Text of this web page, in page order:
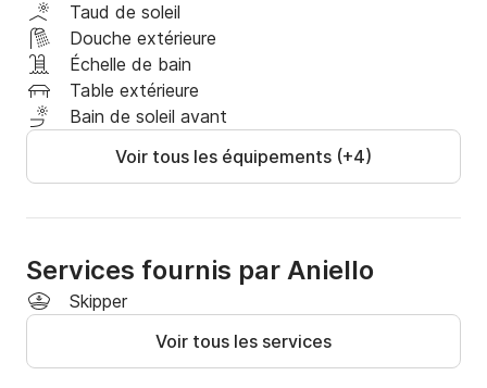
Taud de soleil
Douche extérieure
Échelle de bain
Table extérieure
Bain de soleil avant
Voir tous les équipements (+4)
Services fournis par Aniello
Skipper
Voir tous les services